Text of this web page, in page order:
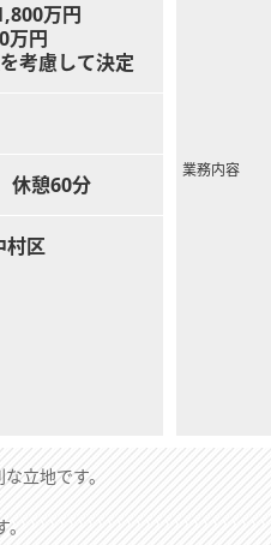
万円
万円
考慮して決定
休憩60分
中村区
業務内容
立地です。
。